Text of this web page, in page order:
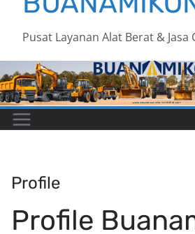
Pusat Layanan Alat Berat & Jasa
Profile
Profile